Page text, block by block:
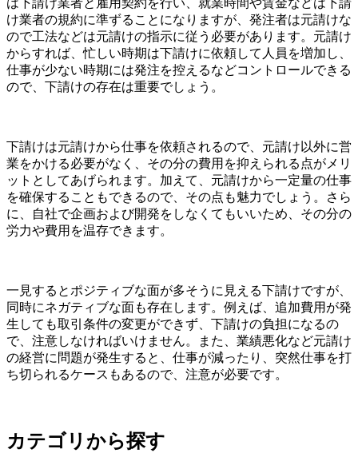
は下請け業者と雇用契約を行い、就業時間や賃金などは下請
け業者の規約に準ずることになりますが、発注者は元請けな
ので工法などは元請けの指示に従う必要があります。元請け
からすれば、忙しい時期は下請けに依頼して人員を増加し、
仕事が少ない時期には発注を控えるなどコントロールできる
ので、下請けの存在は重要でしょう。
下請けは元請けから仕事を依頼されるので、元請け以外に営
業をかける必要がなく、その分の費用を抑えられる点がメリ
ットとしてあげられます。加えて、元請けから一定量の仕事
を確保することもできるので、その点も魅力でしょう。さら
に、自社で企画および開発をしなくてもいいため、その分の
労力や費用を温存できます。
一見するとポジティブな面が多そうに見える下請けですが、
同時にネガティブな面も存在します。例えば、追加費用が発
生しても取引条件の変更ができず、下請けの負担になるの
で、注意しなければいけません。また、業績悪化など元請け
の経営に問題が発生すると、仕事が減ったり、突然仕事を打
ち切られるケースもあるので、注意が必要です。
カテゴリから探す